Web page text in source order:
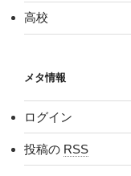
高校
メタ情報
ログイン
投稿の RSS